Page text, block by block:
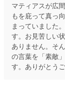
マティアスが広
もを庇って真っ
まっていました
す。お見苦しい
ありません。そ
の言葉を「素敵
す。ありがとうご